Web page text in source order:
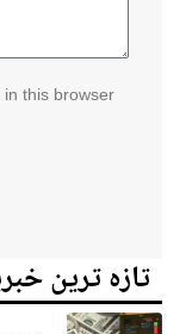
this browser
تازہ ترین